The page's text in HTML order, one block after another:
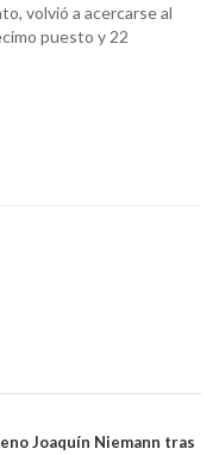
volvió a acercarse al
puesto y 22
Joaquín Niemann tras